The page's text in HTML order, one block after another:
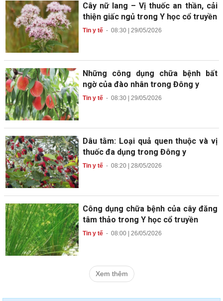
Cây nữ lang – Vị thuốc an thần, cải
thiện giấc ngủ trong Y học cổ truyền
Tin y tế- 08:30 | 29/05/2026
Những công dụng chữa bệnh bất
ngờ của đào nhân trong Đông y
Tin y tế- 08:30 | 29/05/2026
Dâu tằm: Loại quả quen thuộc và vị
thuốc đa dụng trong Đông y
Tin y tế- 08:20 | 28/05/2026
Công dụng chữa bệnh của cây đăng
tâm thảo trong Y học cổ truyền
Tin y tế- 08:00 | 26/05/2026
Xem thêm